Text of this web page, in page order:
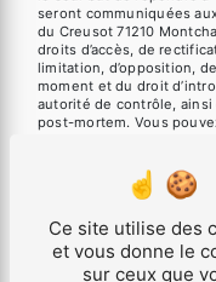
seront communiquées
du Creusot 71210
droits d’accès, de
limitation, d’opposition,
moment et du droit
autorité de contrôle, ainsi
post-mortem. Vous
l'adresse 8 Rue du
électronique à l'adresse
pourra vous être
la période de prise de
légale aux fins
le droit de vous inscrire
téléphonique, disponible
le site cnil.fr pour plus
Ce site utilise des
et vous donne le
sur ceux que